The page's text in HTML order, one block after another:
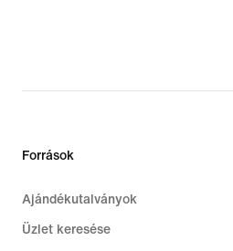
Források
Ajándékutalványok
Üzlet keresése